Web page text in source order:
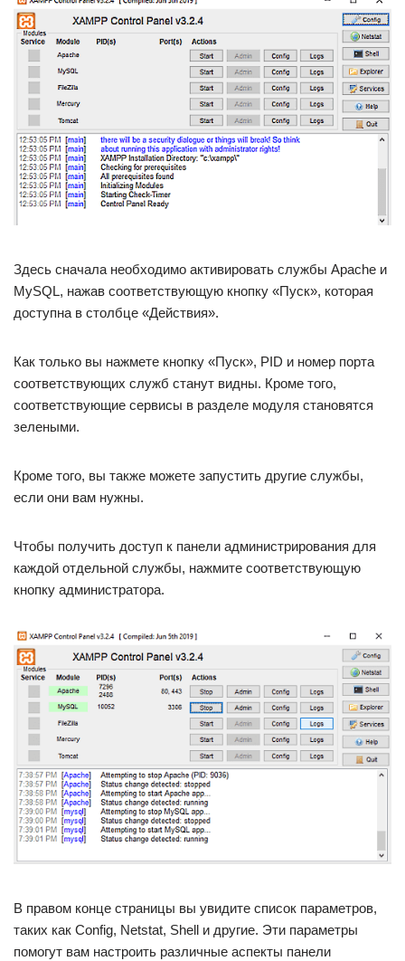
Здесь сначала необходимо активировать службы Apache и
MySQL, нажав соответствующую кнопку «Пуск», которая
доступна в столбце «Действия».
Как только вы нажмете кнопку «Пуск», PID и номер порта
соответствующих служб станут видны. Кроме того,
соответствующие сервисы в разделе модуля становятся
зелеными.
Кроме того, вы также можете запустить другие службы,
если они вам нужны.
Чтобы получить доступ к панели администрирования для
каждой отдельной службы, нажмите соответствующую
кнопку администратора.
В правом конце страницы вы увидите список параметров,
таких как Config, Netstat, Shell и другие. Эти параметры
помогут вам настроить различные аспекты панели